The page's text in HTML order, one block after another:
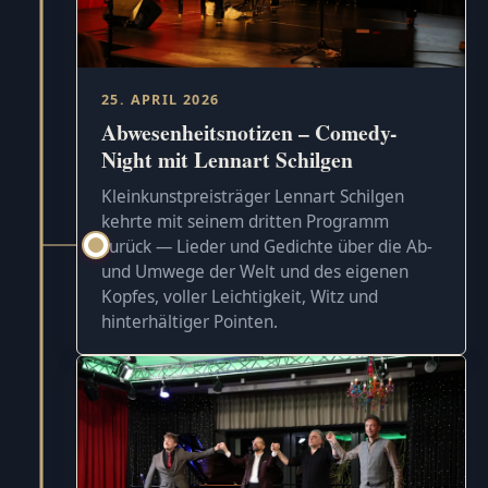
25. APRIL 2026
Abwesenheitsnotizen – Comedy-
Night mit Lennart Schilgen
Kleinkunstpreisträger Lennart Schilgen
kehrte mit seinem dritten Programm
zurück — Lieder und Gedichte über die Ab-
und Umwege der Welt und des eigenen
Kopfes, voller Leichtigkeit, Witz und
hinterhältiger Pointen.